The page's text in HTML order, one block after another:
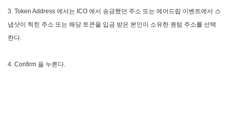
3. Token Address 에서는 ICO 에서 송금했던 주소 또는 에어드랍 이벤트에서 스
냅샷이 찍힌 주소 또는 해당 토큰을 입금 받은 본인이 소유한 퀀텀 주소를 선택
한다.
4. Confirm 을 누른다.